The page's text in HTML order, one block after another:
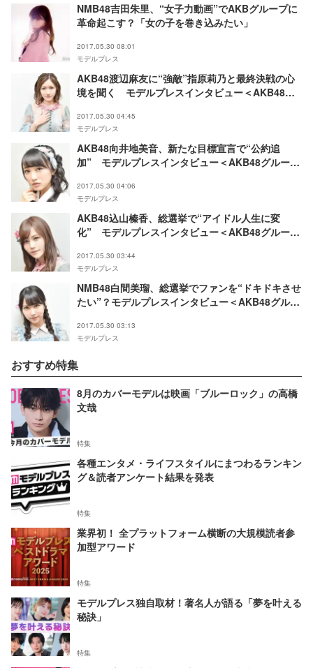
NMB48吉田朱里、“女子力動画”でAKBグループに
革命起こす？「女の子を巻き込みたい」
2017.05.30 08:01
モデルプレス
AKB48渡辺麻友に“強敵”指原莉乃と最終決戦の心
境を聞く モデルプレスインタビュー＜AKB48グ
2017.05.30 04:45
モデルプレス
AKB48向井地美音、新たな目標宣言で“公約追
加” モデルプレスインタビュー＜AKB48グループ
2017.05.30 04:06
モデルプレス
AKB48込山榛香、総選挙で“アイドル人生に変
化” モデルプレスインタビュー＜AKB48グループ
2017.05.30 03:44
モデルプレス
NMB48白間美瑠、総選挙でファンを“ドキドキさせ
たい”？モデルプレスインタビュー＜AKB48グルー
2017.05.30 03:13
モデルプレス
おすすめ特集
8月のカバーモデルは映画「ブルーロック」の高橋
文哉
特集
各種エンタメ・ライフスタイルにまつわるランキン
グ＆読者アンケート結果を発表
特集
業界初！ 全プラットフォーム横断の大規模読者参
加型アワード
特集
モデルプレス独自取材！著名人が語る「夢を叶える
秘訣」
特集